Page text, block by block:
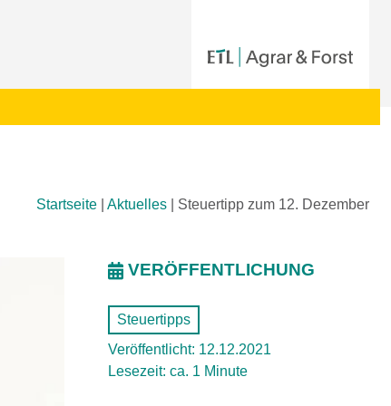
Startseite Aktuelles Steuertipp zum 12. Dezember
VERÖFFENTLICHUNG
Steuertipps
Veröffentlicht: 12.12.2021
Lesezeit: ca. 1 Minute